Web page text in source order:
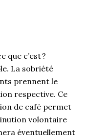
que c’est ?
La sobriété
prennent le
respective. Ce
de café permet
volontaire
éventuellement